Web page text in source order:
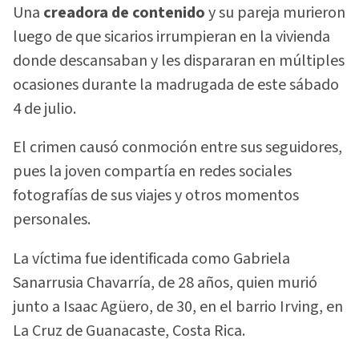
Una creadora de contenidoy su pareja murieron
luego de que sicarios irrumpieran en la vivienda
donde descansaban y les dispararan en múltiples
ocasiones durante la madrugada de este sábado
4 de julio.
El crimen causó conmoción entre sus seguidores,
pues la joven compartía en redes sociales
fotografías de sus viajes y otros momentos
personales.
La víctima fue identificada como Gabriela
Sanarrusia Chavarría, de 28 años, quien murió
junto a Isaac Agüero, de 30, en el barrio Irving, en
La Cruz de Guanacaste, Costa Rica.